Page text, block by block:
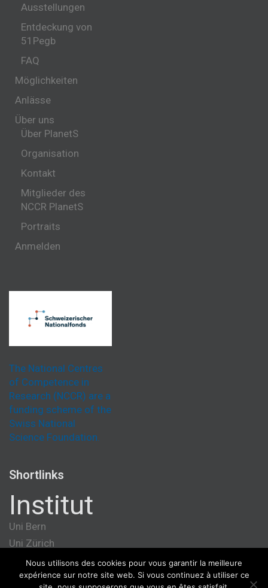
Ausstellungen
Entdeckung von
51Pegb
FAQ
Möglichkeiten
Anlässe
Über uns
Über PlanetS
Organisation
Kontakt
Mitglieder des
NCCR PlanetS
Portraits
Anmelden
The National Centres
of Competence in
Research (NCCR) are a
funding scheme of the
Swiss National
Science Foundation.
Shortlinks
Institut
Uni Bern
Uni Zürich
Université de Genève
ETH Zürich
Nous utilisons des cookies pour vous garantir la meilleure
expérience sur notre site web. Si vous continuez à utiliser ce